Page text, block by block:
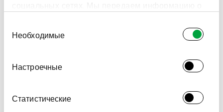
социальным сетям и компаниям, занимающимся
рекламой и веб-аналитикой. Наши партнеры
предоставленной вами информацией, а также
использовании вами их сервисов.
согласия
Необходимые
Настроечные
Статистические